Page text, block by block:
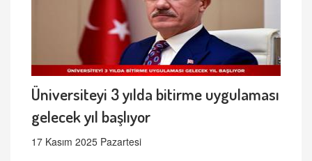
Üniversiteyi 3 yılda bitirme uygulaması
gelecek yıl başlıyor
17 Kasım 2025 Pazartesi